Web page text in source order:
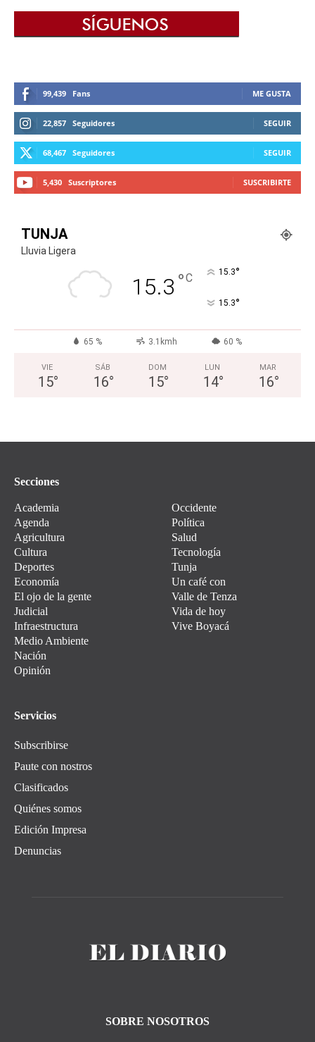
99,439 Fans ME GUSTA
22,857 Seguidores SEGUIR
68,467 Seguidores SEGUIR
5,430 Suscriptores SUSCRIBIRTE
TUNJA
Lluvia Ligera
15.3 °C 15.3°
15.3°
65 % 3.1kmh 60 %
VIE
15°
SÁB
16°
DOM
15°
LUN
14°
MAR
16°
Secciones
Academia
Agenda
Agricultura
Cultura
Deportes
Economía
El ojo de la gente
Judicial
Infraestructura
Medio Ambiente
Nación
Opinión
Occidente
Política
Salud
Tecnología
Tunja
Un café con
Valle de Tenza
Vida de hoy
Vive Boyacá
Servicios
Subscribirse
Paute con nostros
Clasificados
Quiénes somos
Edición Impresa
Denuncias
SOBRE NOSOTROS